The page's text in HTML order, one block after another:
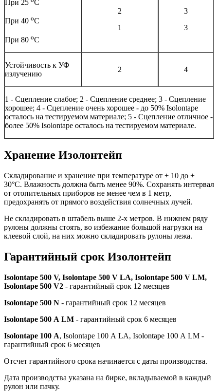
При 25 С
При 40 оС
При 80 оС
2
1
3
3
Устойчивость к УФ
излучению
2 4
1 - Сцепление слабое; 2 - Сцепление среднее; 3 - Сцепление
хорошее; 4 - Сцепление очень хорошее - до 50% Isolontape
осталось на тестируемом материале; 5 - Сцепление отличное -
более 50% Isolontape осталось на тестируемом материале.
Хранение Изолонтейп
Складирование и хранение при температуре от + 10 до +
30°С. Влажность должна быть менее 90%. Сохранять интервал
от отопительных приборов не менее чем в 1 метр,
предохранять от прямого воздействия солнечных лучей.
Не складировать в штабель выше 2-х метров. В нижнем ряду
рулоны должны стоять, во избежание большой нагрузки на
клеевой слой, на них можно складировать рулоны лежа.
Гарантийный срок Изолонтейп
Isolontape 500 V, Isolontape 500 V LA, Isolontape 500 V LМ,
Isolontape 500 V2 - гарантийный срок 12 месяцев
Isolontape 500 N - гарантийный срок 12 месяцев
Isolontape 500 А LМ - гарантийный срок 6 месяцев
Isolontape 100 А, Isolontape 100 А LA, Isolontape 100 А LМ -
гарантийный срок 6 месяцев
Отсчет гарантийного срока начинается с даты производства.
Дата производства указана на бирке, вкладываемой в каждый
рулон или пачку.